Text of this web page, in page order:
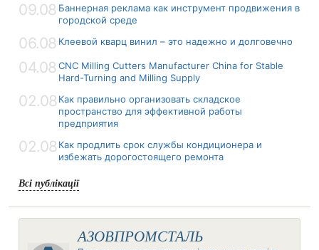
09.08 Баннерная реклама как инструмент продвижения в
городской среде
06.08 Клеевой кварц винил – это надежно и долговечно
04.08 CNC Milling Cutters Manufacturer China for Stable
Hard-Turning and Milling Supply
02.08 Как правильно организовать складское
пространство для эффективной работы
предприятия
02.08 Как продлить срок службы кондиционера и
избежать дорогостоящего ремонта
Всі публікації
АЗОВПРОМСТАЛЬ